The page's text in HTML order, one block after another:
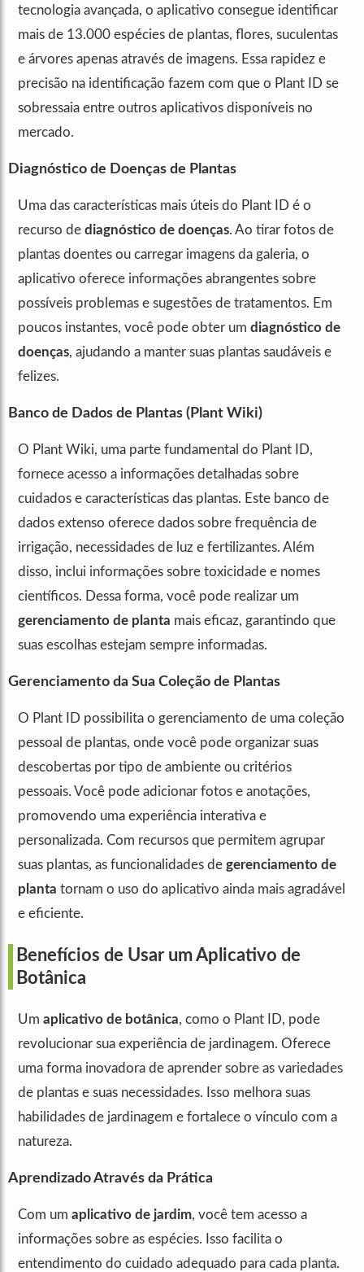
tecnologia avançada, o aplicativo consegue identificar
mais de 13.000 espécies de plantas, flores, suculentas
e árvores apenas através de imagens. Essa rapidez e
precisão na identificação fazem com que o Plant ID se
sobressaia entre outros aplicativos disponíveis no
mercado.
Diagnóstico de Doenças de Plantas
Uma das características mais úteis do Plant ID é o
recurso de diagnóstico de doenças. Ao tirar fotos de
plantas doentes ou carregar imagens da galeria, o
aplicativo oferece informações abrangentes sobre
possíveis problemas e sugestões de tratamentos. Em
poucos instantes, você pode obter um diagnóstico de
doenças, ajudando a manter suas plantas saudáveis e
felizes.
Banco de Dados de Plantas (Plant Wiki)
O Plant Wiki, uma parte fundamental do Plant ID,
fornece acesso a informações detalhadas sobre
cuidados e características das plantas. Este banco de
dados extenso oferece dados sobre frequência de
irrigação, necessidades de luz e fertilizantes. Além
disso, inclui informações sobre toxicidade e nomes
científicos. Dessa forma, você pode realizar um
gerenciamento de planta mais eficaz, garantindo que
suas escolhas estejam sempre informadas.
Gerenciamento da Sua Coleção de Plantas
O Plant ID possibilita o gerenciamento de uma coleção
pessoal de plantas, onde você pode organizar suas
descobertas por tipo de ambiente ou critérios
pessoais. Você pode adicionar fotos e anotações,
promovendo uma experiência interativa e
personalizada. Com recursos que permitem agrupar
suas plantas, as funcionalidades de gerenciamento de
planta tornam o uso do aplicativo ainda mais agradável
e eficiente.
Benefícios de Usar um Aplicativo de
Botânica
Um aplicativo de botânica, como o Plant ID, pode
revolucionar sua experiência de jardinagem. Oferece
uma forma inovadora de aprender sobre as variedades
de plantas e suas necessidades. Isso melhora suas
habilidades de jardinagem e fortalece o vínculo com a
natureza.
Aprendizado Através da Prática
Com um aplicativo de jardim, você tem acesso a
informações sobre as espécies. Isso facilita o
entendimento do cuidado adequado para cada planta.